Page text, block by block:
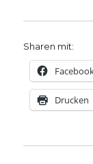
Sharen mit:
Drucken